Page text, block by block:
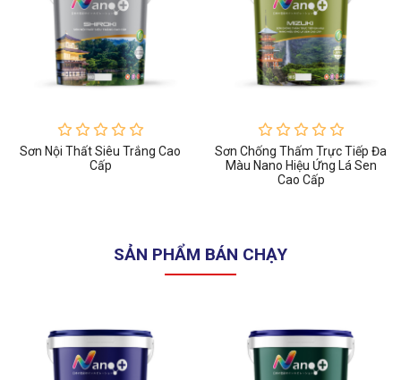
Sơn Nội Thất Siêu Trắng Cao
Cấp
Sơn Chống Thấm Trực Tiếp Đa
Màu Nano Hiệu Ứng Lá Sen
Cao Cấp
SẢN PHẨM BÁN CHẠY